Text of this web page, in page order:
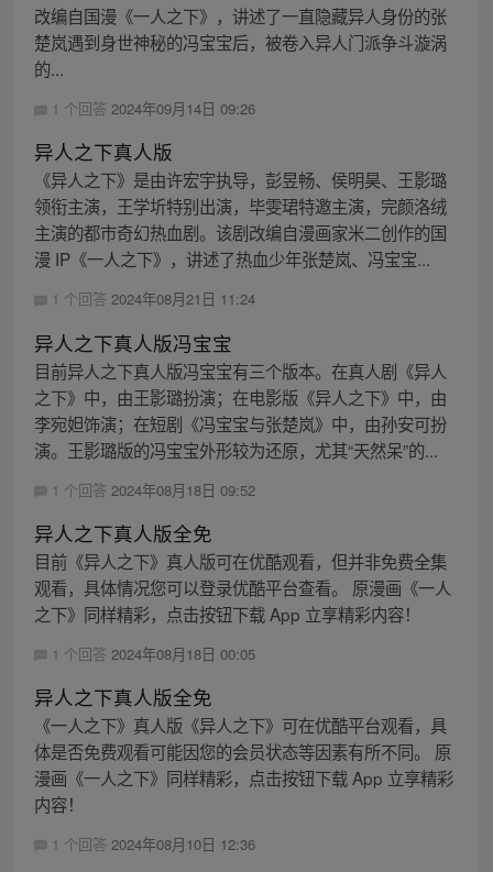
改编自国漫《一人之下》，讲述了一直隐藏异人身份的张
楚岚遇到身世神秘的冯宝宝后，被卷入异人门派争斗漩涡
的...
1 个回答 2024年09月14日 09:26
异人之下真人版
《异人之下》是由许宏宇执导，彭昱畅、侯明昊、王影璐
领衔主演，王学圻特别出演，毕雯珺特邀主演，完颜洛绒
主演的都市奇幻热血剧。该剧改编自漫画家米二创作的国
漫 IP《一人之下》，讲述了热血少年张楚岚、冯宝宝...
1 个回答 2024年08月21日 11:24
异人之下真人版冯宝宝
目前异人之下真人版冯宝宝有三个版本。在真人剧《异人
之下》中，由王影璐扮演；在电影版《异人之下》中，由
李宛妲饰演；在短剧《冯宝宝与张楚岚》中，由孙安可扮
演。王影璐版的冯宝宝外形较为还原，尤其“天然呆”的...
1 个回答 2024年08月18日 09:52
异人之下真人版全免
目前《异人之下》真人版可在优酷观看，但并非免费全集
观看，具体情况您可以登录优酷平台查看。 原漫画《一人
之下》同样精彩，点击按钮下载 App 立享精彩内容！
1 个回答 2024年08月18日 00:05
异人之下真人版全免
《一人之下》真人版《异人之下》可在优酷平台观看，具
体是否免费观看可能因您的会员状态等因素有所不同。 原
漫画《一人之下》同样精彩，点击按钮下载 App 立享精彩
内容！
1 个回答 2024年08月10日 12:36